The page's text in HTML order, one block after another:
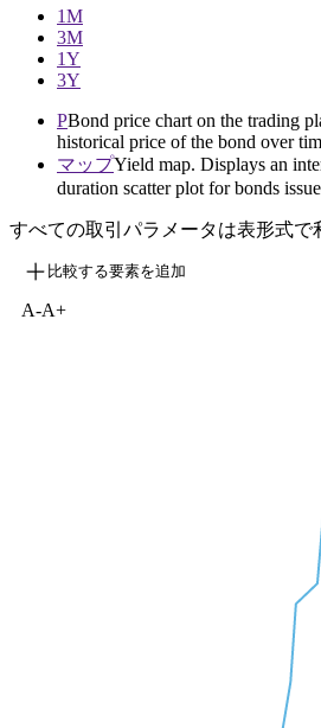
1M
3M
1Y
3Y
PBond price chart on the trading
historical price of the bond over
マップYield map. Displays an
duration scatter plot for bonds
すべての取引パラメータは表形式で
比較する要素を追加